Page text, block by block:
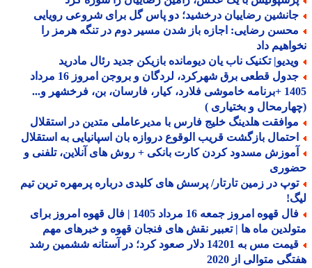
رضاییان درخشید؛ دو پاس گل برای شروعی رویایی
رضایی: اجازه باز شدن مسیر دوم در تنگه هرمز را
داد
تکنیک ناب یان دیومانده بازیکن جدید رئال مادرید
جدول قطعی برق شهرکرد، لردگان و بروجن امروز 16 مرداد
1405 +برنامه خاموشی فلارد، کیار، فارسان، بن، فرخشهر و...
و بختیاری )
هلدینگ خلیج فارس با مدیرعاملی متدین در استقلال
بازگشت قریب الوقوع دروازه بان اسپانیایی به استقلال
مسدود کردن کارت بانکی + روش های آنلاین، تلفنی و
در زمین تارتار/ پرسش های کلیدی درباره پرمهره ترین تیم
فال قهوه امروز جمعه 16 مرداد 1405 | فال قهوه امروز برای
ماه ها | تعبیر نقش های فنجان قهوه و خبرهای مهم
قیمت مس به 14201 دلار صعود کرد؛ در آستانه ششمین رشد
متوالی از 2020